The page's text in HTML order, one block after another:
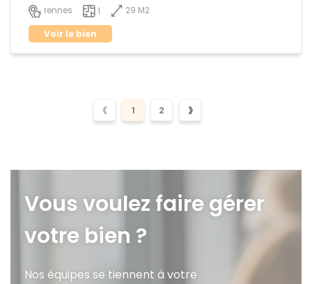
rennes 1
29 M2
Voir le bien
‹ 1 2 ›
Vous voulez faire gérer
votre bien ?
Nos équipes se tiennent à votre